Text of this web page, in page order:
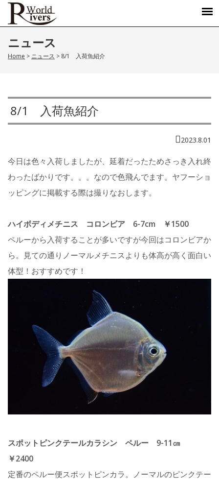
ニュース
Home > ニュース > 8/1 入荷魚紹介
8/1 入荷魚紹介
2023.8.01
今日は色々入荷しましたが、延着だったためさっき入れ終
わったばかりです。。。なので色飛んでます。ヤフーショ
ッピングに掲載する際は撮りなおします。
ハイボディメチニス コロンビア 6-7cm ￥1500
ペルーから入荷することが多いですが今回はコロンビアか
ら。見ての通りノーマルメチニスよりも体高が高く面白い
体型！おすすめです！
スポットピンクテールカラシン ペルー 9-11㎝
￥2400
定番のペルー便スポットピンカラ。ノーマルのピンクテー